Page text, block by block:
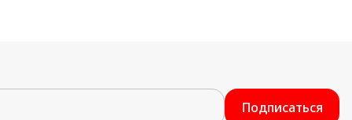
Подписаться